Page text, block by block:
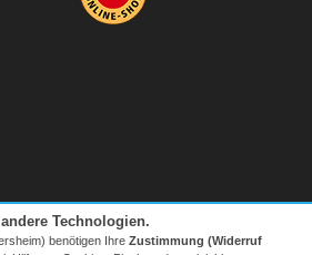
Technologien.
benötigen Ihre Zustimmung (Widerruf